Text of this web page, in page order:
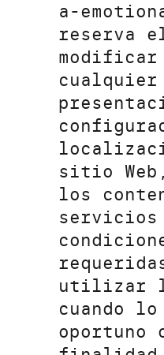
a-
reserva
modificar
cualquier
sitio
los
utilizar
cuando
oportuno